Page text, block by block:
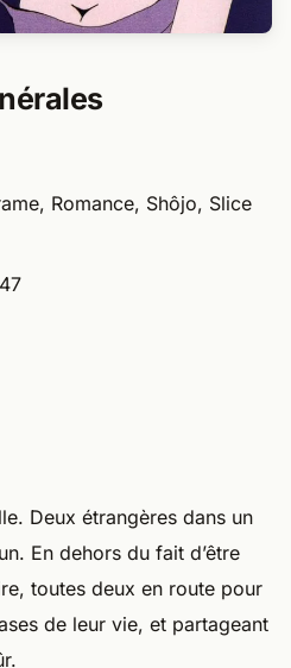
Romance, Shôjo, Slice
Deux étrangères dans un
En dehors du fait d’être
toutes deux en route pour
de leur vie, et partageant